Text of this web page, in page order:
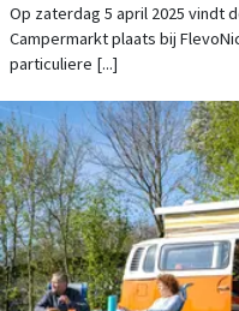
Op zaterdag 5 april 2025 vindt
Campermarkt plaats bij
particuliere [...]